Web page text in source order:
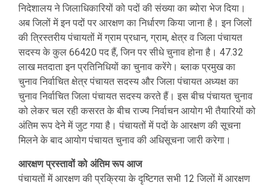
निदेशालय ने जिलाधिकारियों को पदों की संख्या का ब्योरा भेज दिया।
अब जिलों में इन पदों पर आरक्षण का निर्धारण किया जाना है। इन जिलों
की त्रिस्तरीय पंचायतों में ग्राम प्रधान, ग्राम, क्षेत्र व जिला पंचायत
सदस्य के कुल 66420 पद हैं, जिन पर सीधे चुनाव होना है। 47.32
लाख मतदाता इन प्रतिनिधियों का चुनाव करेंगे। ब्लाक प्रमुख का
चुनाव निर्वाचित क्षेत्र पंचायत सदस्य और जिला पंचायत अध्यक्ष का
चुनाव निर्वाचित जिला पंचायत सदस्य करते हैं। इस बीच पंचायत चुनाव
को लेकर चल रही कसरत के बीच राज्य निर्वाचन आयोग भी तैयारियों को
अंतिम रूप देने में जुट गया है। पंचायतों में पदों के आरक्षण की सूचना
मिलने के बाद आयोग पंचायत चुनाव की अधिसूचना जारी करेगा।
आरक्षण प्रस्तावों को अंतिम रूप आज
पंचायतों में आरक्षण की प्रक्रिया के दृष्टिगत सभी 12 जिलों में आरक्षण